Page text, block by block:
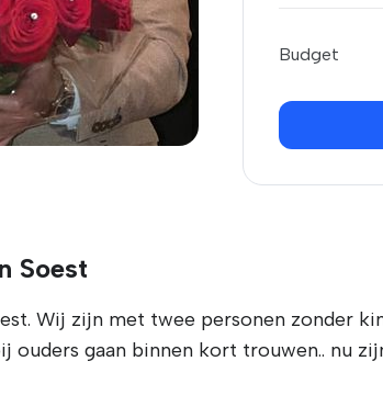
Budget
Soest
Wij zijn met twee personen zonder
ouders gaan binnen kort trouwen.. nu